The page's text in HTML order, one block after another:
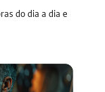
do dia a dia e